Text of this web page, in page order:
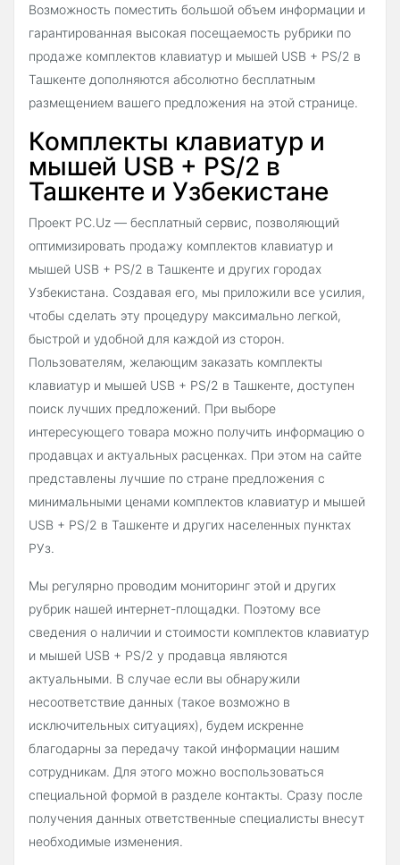
Возможность поместить большой объем информации и
гарантированная высокая посещаемость рубрики по
продаже комплектов клавиатур и мышей USB + PS/2 в
Ташкенте дополняются абсолютно бесплатным
размещением вашего предложения на этой странице.
Комплекты клавиатур и
мышей USB + PS/2 в
Ташкенте и Узбекистане
Проект PC.Uz — бесплатный сервис, позволяющий
оптимизировать продажу комплектов клавиатур и
мышей USB + PS/2 в Ташкенте и других городах
Узбекистана. Создавая его, мы приложили все усилия,
чтобы сделать эту процедуру максимально легкой,
быстрой и удобной для каждой из сторон.
Пользователям, желающим заказать комплекты
клавиатур и мышей USB + PS/2 в Ташкенте, доступен
поиск лучших предложений. При выборе
интересующего товара можно получить информацию о
продавцах и актуальных расценках. При этом на сайте
представлены лучшие по стране предложения с
минимальными ценами комплектов клавиатур и мышей
USB + PS/2 в Ташкенте и других населенных пунктах
РУз.
Мы регулярно проводим мониторинг этой и других
рубрик нашей интернет-площадки. Поэтому все
сведения о наличии и стоимости комплектов клавиатур
и мышей USB + PS/2 у продавца являются
актуальными. В случае если вы обнаружили
несоответствие данных (такое возможно в
исключительных ситуациях), будем искренне
благодарны за передачу такой информации нашим
сотрудникам. Для этого можно воспользоваться
специальной формой в разделе контакты. Сразу после
получения данных ответственные специалисты внесут
необходимые изменения.